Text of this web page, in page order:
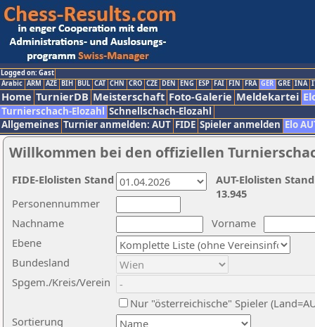
Logged on: Gast
Arabic ARM AZE BIH BUL CAT CHN CRO CZE DEN ENG ESP FAI FIN FRA GER GRE INA
Home TurnierDB Meisterschaft Foto-Galerie Meldekartei
Turnierschach-Elozahl Schnellschach-Elozahl
Allgemeines Turnier anmelden: AUT FIDE Spieler anmelden Elo
Willkommen bei den offiziellen
Nachname
Vorname
Ebene
Sortierung
Personennummer
Bundesland
Spgem./Kreis/Verein
Nur "österreichische" Spieler
AUT-Elolisten
13.945
FIDE-Elolisten Stand